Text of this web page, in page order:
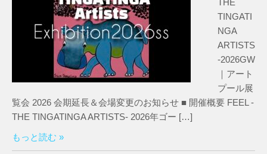
THE
TINGATI
NGA
ARTISTS
-2026GW
｜アート
プール展
覧会 2026 会期延長＆会場変更のお知らせ ■ 開催概要 FEEL -
THE TINGATINGA ARTISTS- 2026年ゴー […]
もっと読む »